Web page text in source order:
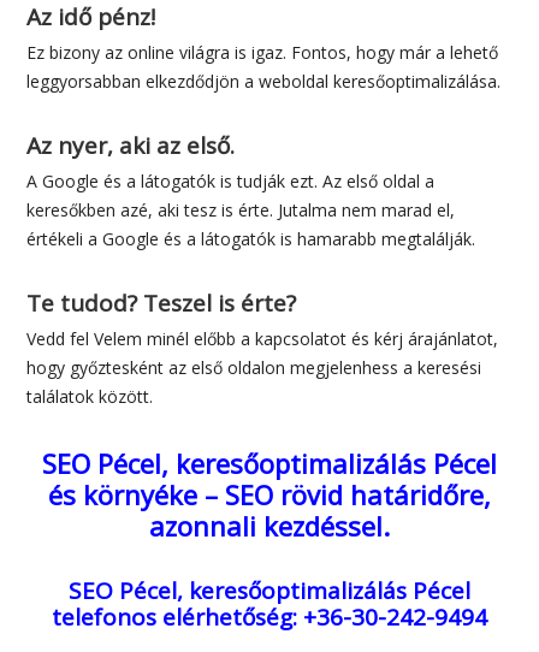
Az idő pénz!
Ez bizony az online világra is igaz. Fontos, hogy már a lehető
leggyorsabban elkezdődjön a weboldal keresőoptimalizálása.
Az nyer, aki az első.
A Google és a látogatók is tudják ezt. Az első oldal a
keresőkben azé, aki tesz is érte. Jutalma nem marad el,
értékeli a Google és a látogatók is hamarabb megtalálják.
Te tudod? Teszel is érte?
Vedd fel Velem minél előbb a kapcsolatot és kérj árajánlatot,
hogy győztesként az első oldalon megjelenhess a keresési
találatok között.
SEO Pécel, keresőoptimalizálás Pécel
és környéke – SEO rövid határidőre,
azonnali kezdéssel.
SEO Pécel, keresőoptimalizálás Pécel
telefonos elérhetőség: +36-30-242-9494